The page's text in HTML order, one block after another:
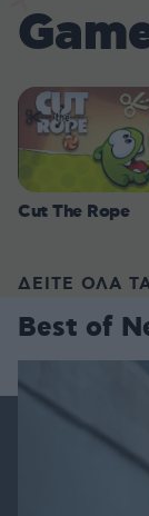
Cut The Rope
ΔΕΙΤΕ ΟΛΑ ΤΑ
Best of